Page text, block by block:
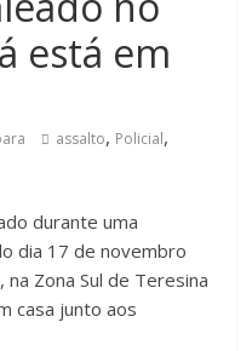
está em
assalto, Policial,
durante uma
dia 17 de novembro
Zona Sul de Teresina
casa junto aos